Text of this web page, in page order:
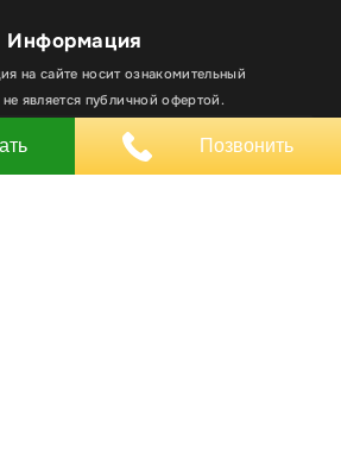
Информация
на сайте носит ознакомительный
является публичной офертой.
материалов, элементов
в том числе копирование
отключить файлы
Хорошо
Позвонить